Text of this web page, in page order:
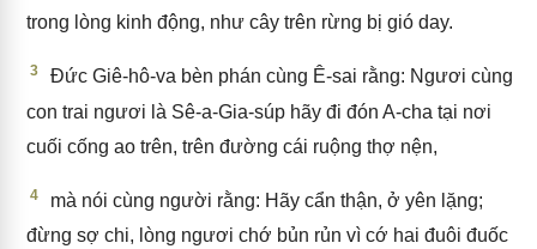
trong lòng kinh động, như cây trên rừng bị gió day.
3
Đức Giê-hô-va bèn phán cùng Ê-sai rằng: Ngươi cùng
con trai ngươi là Sê-a-Gia-súp hãy đi đón A-cha tại nơi
cuối cống ao trên, trên đường cái ruộng thợ nện,
4
mà nói cùng người rằng: Hãy cẩn thận, ở yên lặng;
đừng sợ chi, lòng ngươi chớ bủn rủn vì cớ hai đuôi đuốc